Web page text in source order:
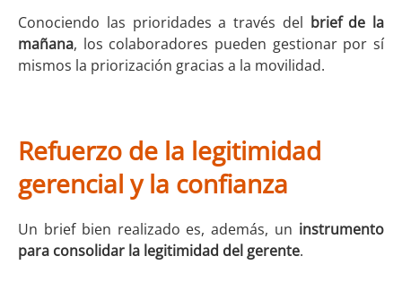
Conociendo las prioridades a través del brief de la
mañana, los colaboradores pueden gestionar por sí
mismos la priorización gracias a la movilidad.
Refuerzo de la legitimidad
gerencial y la confianza
Un brief bien realizado es, además, un instrumento
para consolidar la legitimidad del gerente.